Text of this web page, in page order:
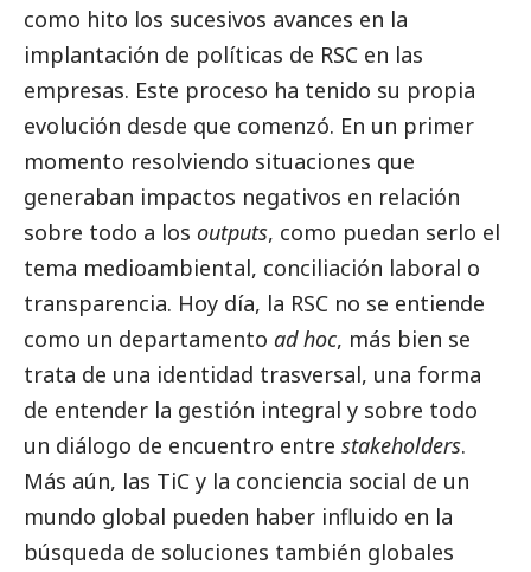
como hito los sucesivos avances en la
implantación de políticas de RSC en las
empresas. Este proceso ha tenido su propia
evolución desde que comenzó. En un primer
momento resolviendo situaciones que
generaban impactos negativos en relación
sobre todo a los outputs, como puedan serlo el
tema medioambiental, conciliación laboral o
transparencia. Hoy día, la RSC no se entiende
como un departamento ad hoc, más bien se
trata de una identidad trasversal, una forma
de entender la gestión integral y sobre todo
un diálogo de encuentro entre stakeholders.
Más aún, las TiC y la conciencia social de un
mundo global pueden haber influido en la
búsqueda de soluciones también globales